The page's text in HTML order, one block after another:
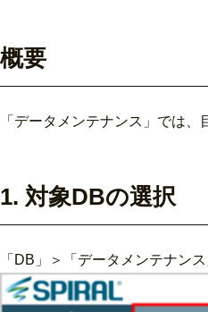
概要
「データメンテナンス」では
1. 対象DBの選択
「DB」＞「データメンテナン